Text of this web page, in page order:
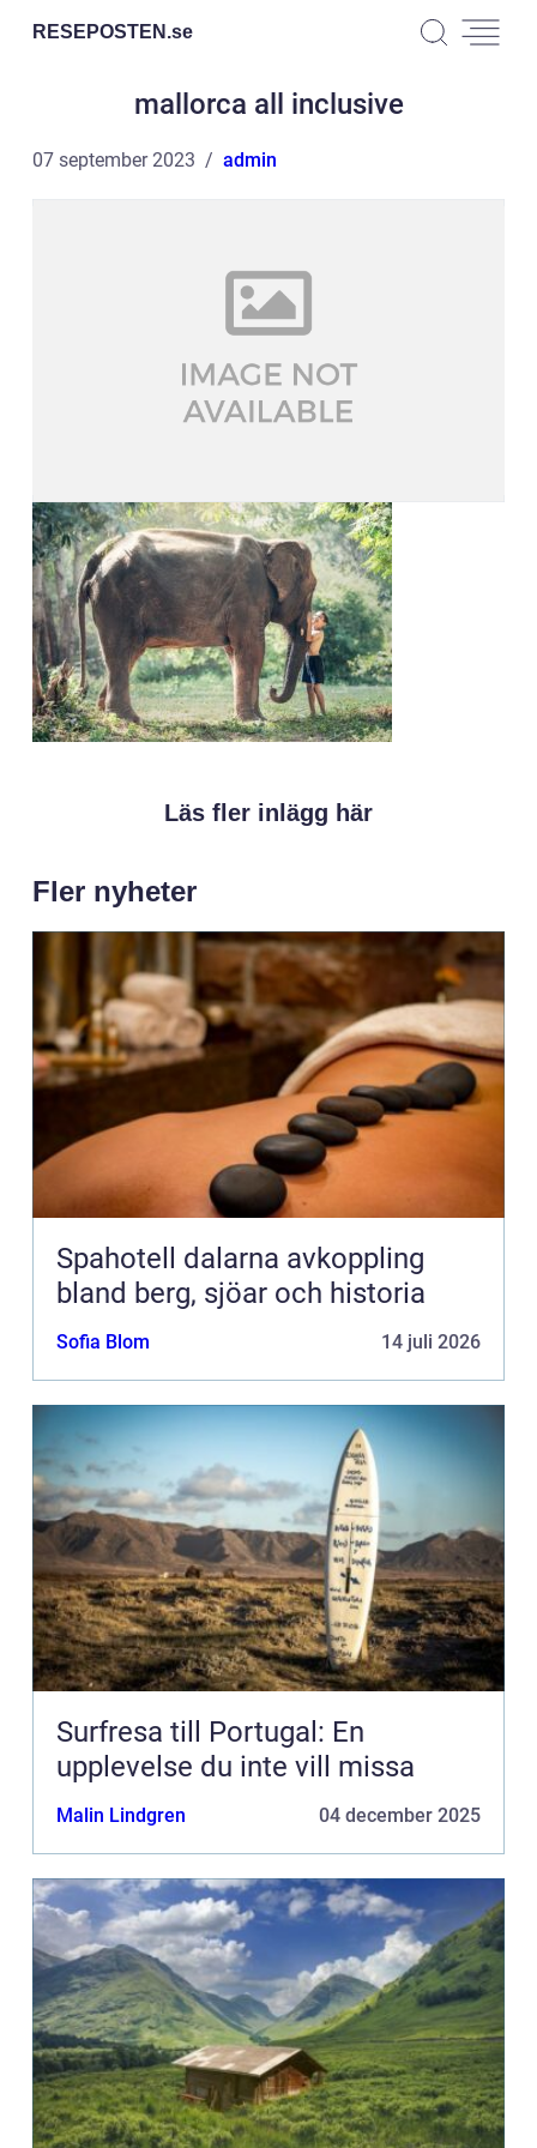
RESEPOSTEN.se
mallorca all inclusive
07 september 2023 admin
Läs fler inlägg här
Fler nyheter
Spahotell dalarna avkoppling
bland berg, sjöar och historia
Sofia Blom 14 juli 2026
Surfresa till Portugal: En
upplevelse du inte vill missa
Malin Lindgren 04 december 2025